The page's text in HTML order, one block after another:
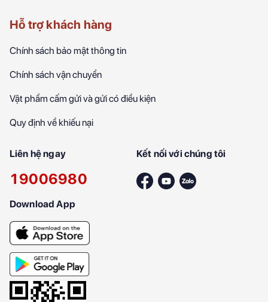
Hỗ trợ khách hàng
Chính sách bảo mật thông tin
Chính sách vận chuyển
Vật phẩm cấm gửi và gửi có điều kiện
Quy định về khiếu nại
Liên hệ ngay
19006980
Kết nối với chúng tôi
Download App